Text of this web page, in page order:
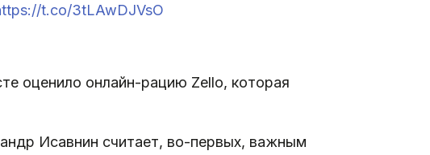
t.co/3tLAwDJVsO
оценило онлайн-рацию Zello, которая
Исавнин считает, во-первых, важным